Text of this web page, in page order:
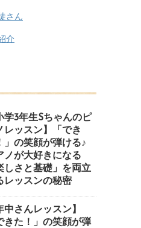
さん
介
学3年生Sちゃんのピ
レッスン】「でき
」の笑顔が弾ける♪
ノが大好きになる
しさと基礎」を両立
レッスンの秘密
中さんレッスン】
きた！」の笑顔が弾